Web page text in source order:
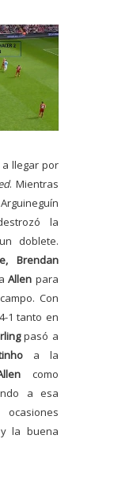
a llegar por
. Mientras
la
doblete.
Brendan
Allen para
Con
1 tanto en
pasó a
a la
como
a esa
la buena